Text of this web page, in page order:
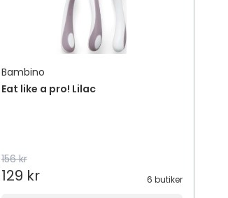
Bambino
Eat like a pro! Lilac
156 kr
129 kr 6 butiker